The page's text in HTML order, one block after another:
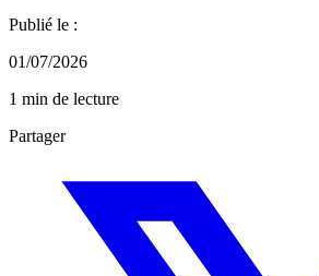
Publié le :
01/07/2026
1 min de lecture
Partager